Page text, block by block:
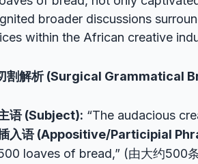
broader discussions
within the African creative
割解析 (Surgical Grammatical
语 (Subject): “The audacious
入语 (Appositive/Participial
loaves of bread,” (由大约500